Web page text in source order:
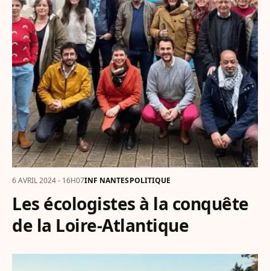
6 AVRIL 2024 - 16H07INF NANTESPOLITIQUE
Les écologistes à la conquête
de la Loire-Atlantique